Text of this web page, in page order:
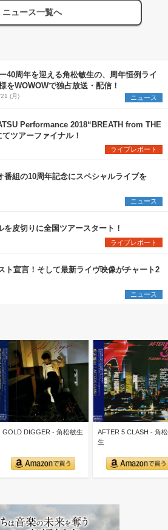
ニュース一覧へ
40周年を迎える角松敏生の、周年恒例ライ
をWOWOWで独占放送・配信！
(月) ニュース
Performance 2018“BREATH from THE
ツアーファイナル！
ライブレポート
番組の10周年記念にスペシャルライブを
ニュース
皮切りに全国ツアースタート！
ライブレポート
ト宣言！そして最新ライヴ映像がチャート2
ニュース
GOLD DIGGER - 角松敏生
AFTER 5 CLASH - 角
生